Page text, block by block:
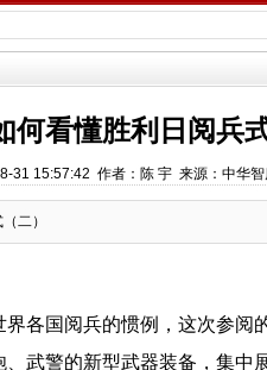
何看懂胜利日阅兵
31 15:57:42 作者：陈 宇 来源：中华智
二）
界各国阅兵的惯例，这次参阅
武警的新型武器装备，集中